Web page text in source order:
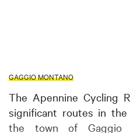
GAGGIO MONTANO
The Apennine Cycling
significant routes in
the town of Gaggio